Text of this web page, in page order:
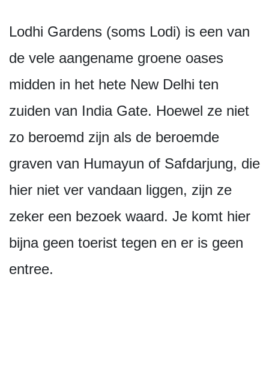
Lodhi Gardens (soms Lodi) is een van
de vele aangename groene oases
midden in het hete New Delhi ten
zuiden van India Gate. Hoewel ze niet
zo beroemd zijn als de beroemde
graven van Humayun of Safdarjung, die
hier niet ver vandaan liggen, zijn ze
zeker een bezoek waard. Je komt hier
bijna geen toerist tegen en er is geen
entree.